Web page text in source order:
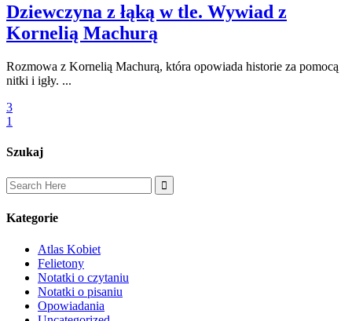
Dziewczyna z łąką w tle. Wywiad z
Kornelią Machurą
Rozmowa z Kornelią Machurą, która opowiada historie za pomocą
nitki i igły. ...
3
1
Szukaj
Search
for:
Kategorie
Atlas Kobiet
Felietony
Notatki o czytaniu
Notatki o pisaniu
Opowiadania